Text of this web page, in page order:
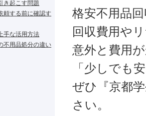
格安不用品
回収費用や
意外と費用
「少しでも
ぜひ『京都
さい。
き起こす問題
頼する前に確認す
手な活用方法
不用品処分の違い